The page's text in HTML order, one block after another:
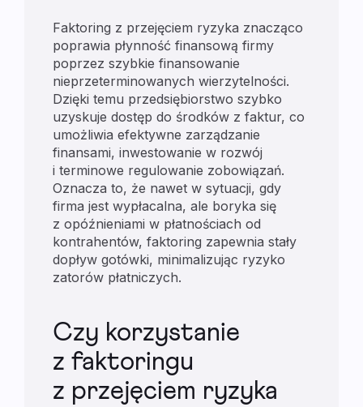
Faktoring z przejęciem ryzyka znacząco
poprawia płynność finansową firmy
poprzez szybkie finansowanie
nieprzeterminowanych wierzytelności.
Dzięki temu przedsiębiorstwo szybko
uzyskuje dostęp do środków z faktur, co
umożliwia efektywne zarządzanie
finansami, inwestowanie w rozwój
i terminowe regulowanie zobowiązań.
Oznacza to, że nawet w sytuacji, gdy
firma jest wypłacalna, ale boryka się
z opóźnieniami w płatnościach od
kontrahentów, faktoring zapewnia stały
dopływ gotówki, minimalizując ryzyko
zatorów płatniczych.
Czy korzystanie
z faktoringu
z przejęciem ryzyka